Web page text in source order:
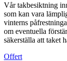
Vår takbesiktning
som kan vara
vinterns
om eventuella
säkerställa att taket
Offert